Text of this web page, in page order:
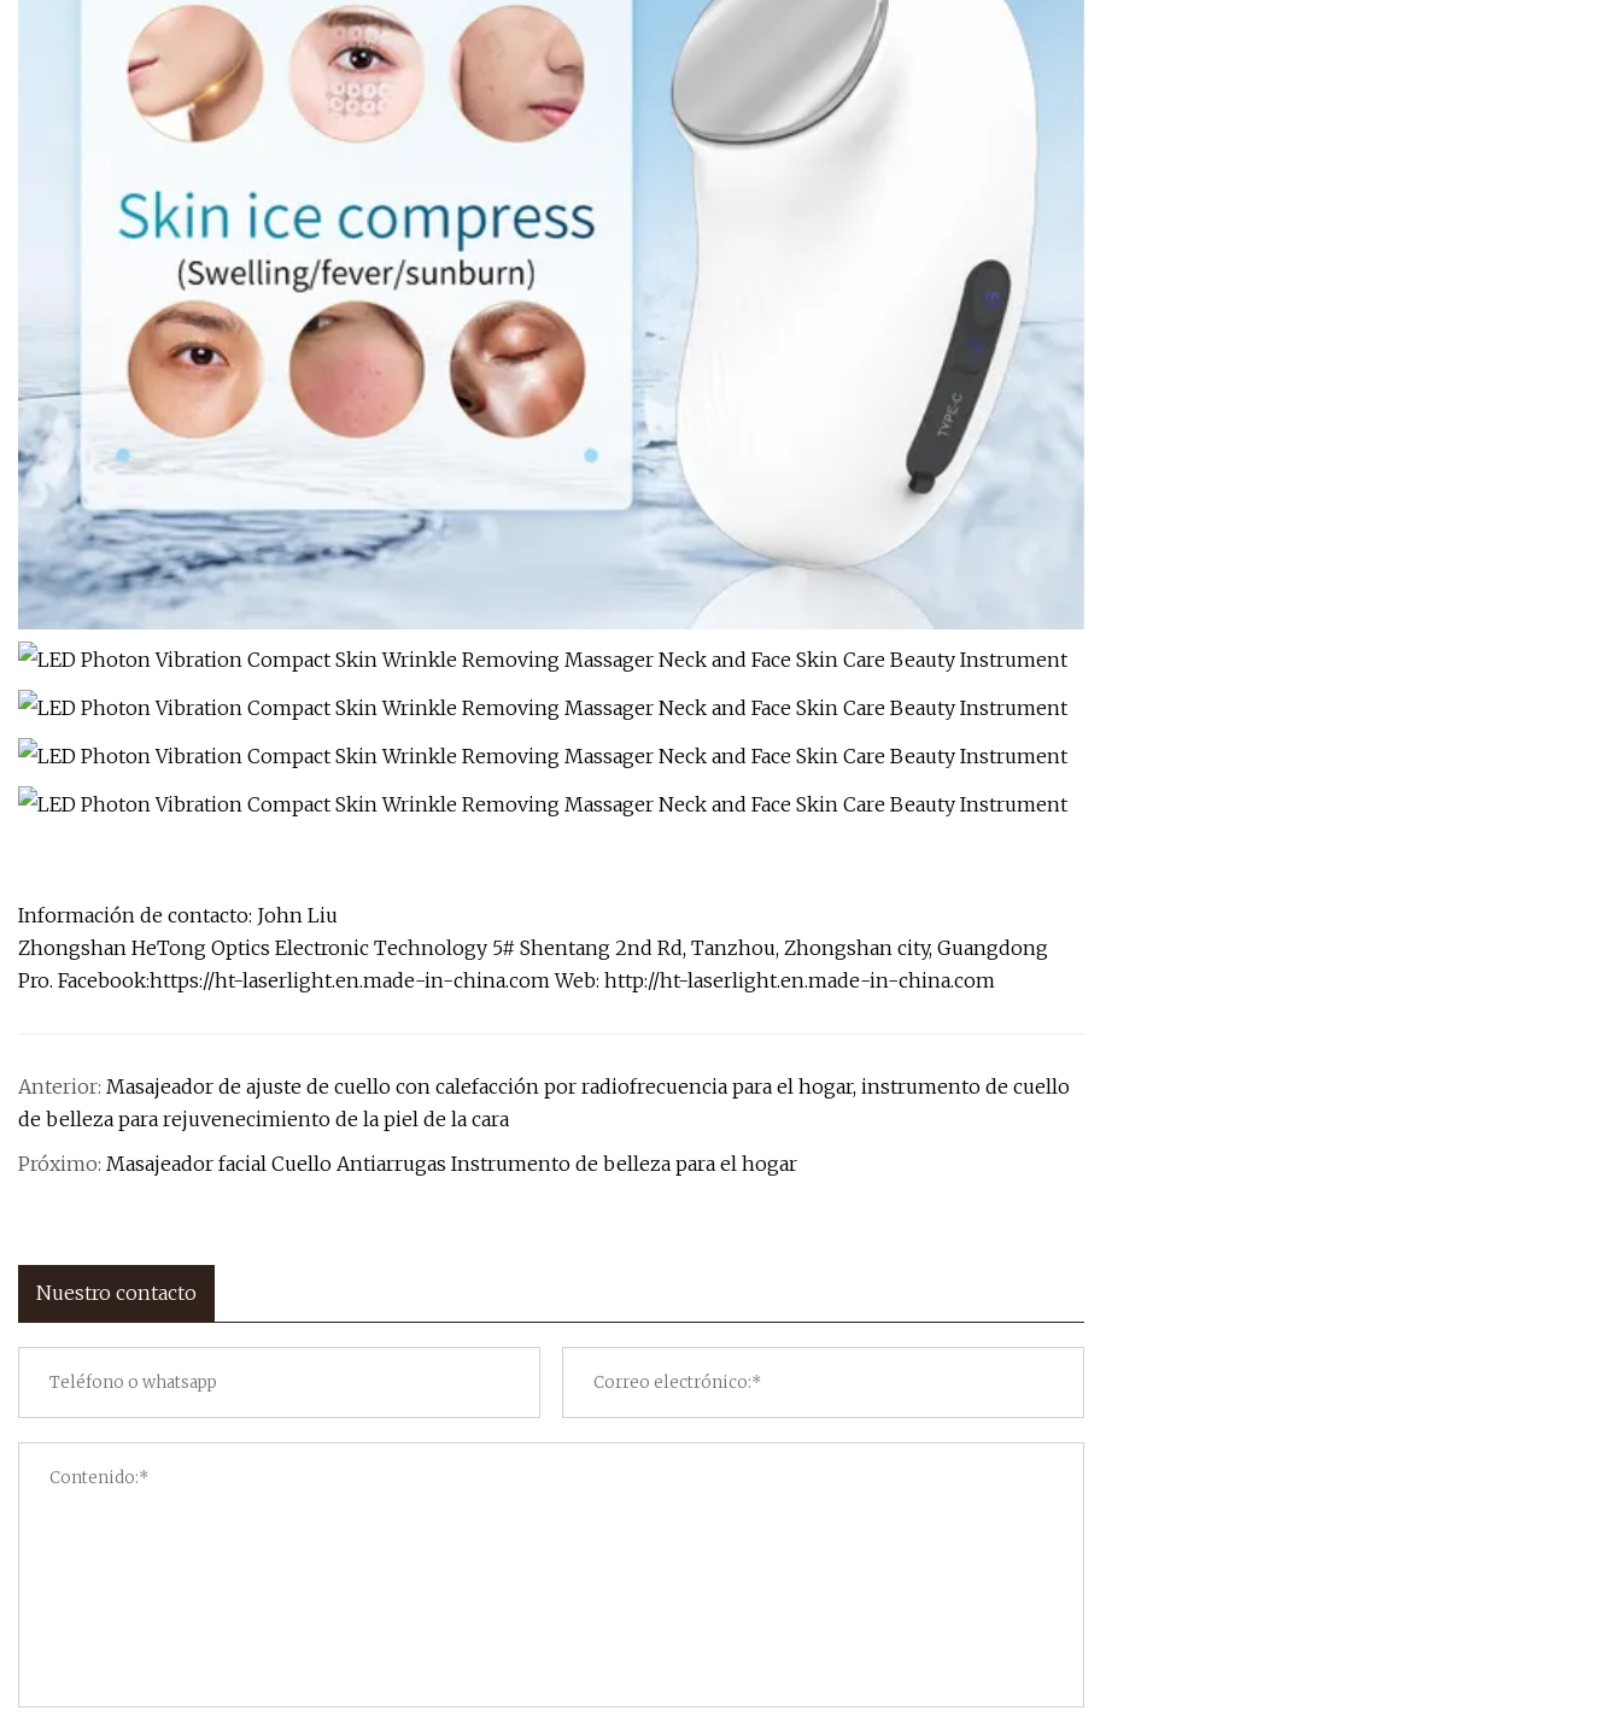
Información de contacto: John Liu
Zhongshan HeTong Optics Electronic Technology 5# Shentang 2nd Rd, Tanzhou, Zhongshan city, Guangdong
Pro. Facebook:https://ht-laserlight.en.made-in-china.com Web: http://ht-laserlight.en.made-in-china.com
Anterior: Masajeador de ajuste de cuello con calefacción por radiofrecuencia para el hogar, instrumento de cuello
de belleza para rejuvenecimiento de la piel de la cara
Próximo: Masajeador facial Cuello Antiarrugas Instrumento de belleza para el hogar
Nuestro contacto